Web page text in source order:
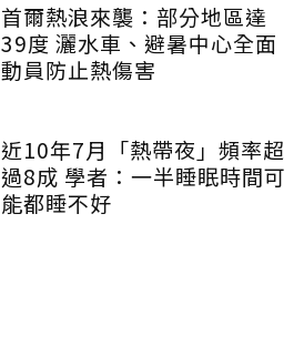
首爾熱浪來襲：部分地區達
39度 灑水車、避暑中心全面
動員防止熱傷害
近10年7月「熱帶夜」頻率超
過8成 學者：一半睡眠時間可
能都睡不好